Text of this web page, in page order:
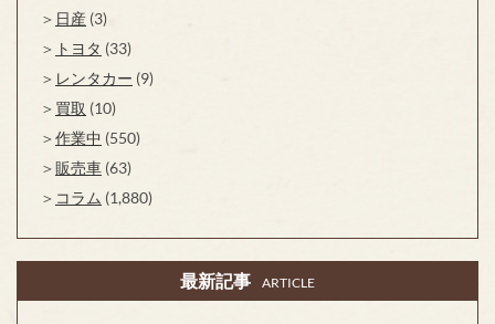
日産 (3)
トヨタ (33)
レンタカー (9)
買取 (10)
作業中 (550)
販売車 (63)
コラム (1,880)
最新記事 ARTICLE